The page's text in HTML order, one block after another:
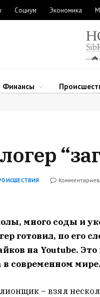
Социум Экономика
Финансы
много соды и
готовил, по его
на Youtube.
современном мире.
– взял